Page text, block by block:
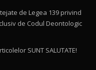
AutoBlog.MD
de Legea 139 privind
de Codul Deontologic
SUNT SALUTATE!